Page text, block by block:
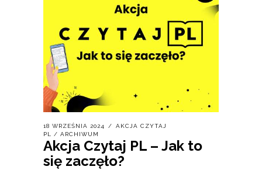
18 WRZEŚNIA 2024
AKCJA CZYTAJ
PL
/ ARCHIWUM
Akcja Czytaj PL – Jak to
się zaczęło?